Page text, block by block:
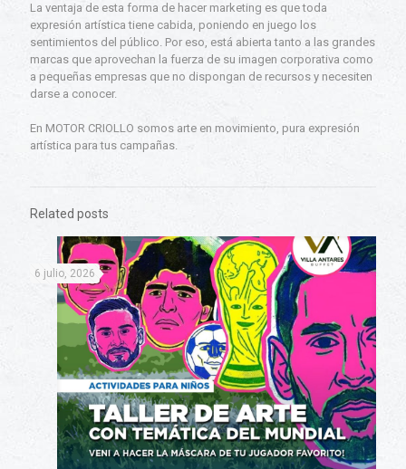
La ventaja de esta forma de hacer marketing es que toda
expresión artística tiene cabida, poniendo en juego los
sentimientos del público. Por eso, está abierta tanto a las grandes
marcas que aprovechan la fuerza de su imagen corporativa como
a pequeñas empresas que no dispongan de recursos y necesiten
darse a conocer.
En MOTOR CRIOLLO somos arte en movimiento, pura expresión
artística para tus campañas.
Related posts
6 julio, 2026